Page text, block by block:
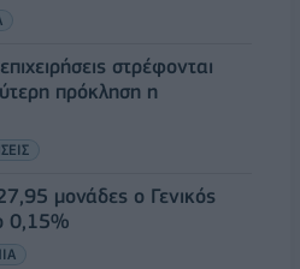
στρέφονται
πρόκληση η
μονάδες ο Γενικός
0,15%